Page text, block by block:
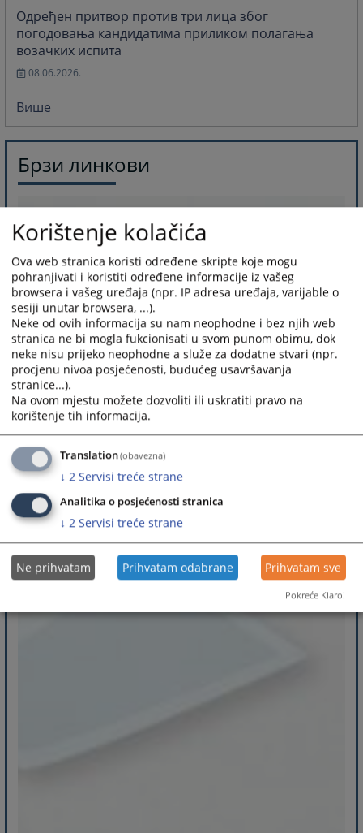
Одређен притвор против три лица због
погодовања кандидатима приликом полагања
возачких испита
08.06.2026.
Више
Брзи линкови
Korištenje kolačića
Ova web stranica koristi određene skripte koje mogu
pohranjivati i koristiti određene informacije iz vašeg
browsera i vašeg uređaja (npr. IP adresa uređaja, varijable o
sesiji unutar browsera, ...).
Neke od ovih informacija su nam neophodne i bez njih web
stranica ne bi mogla fukcionisati u svom punom obimu, dok
neke nisu prijeko neophodne a služe za dodatne stvari (npr.
procjenu nivoa posjećenosti, budućeg usavršavanja
stranice...).
Na ovom mjestu možete dozvoliti ili uskratiti pravo na
korištenje tih informacija.
Translation(obavezna)
↓ 2 Servisi treće strane
Analitika o posjećenosti stranica
↓ 2 Servisi treće strane
Ne prihvatam Prihvatam odabrane Prihvatam sve
Pokreće Klaro!